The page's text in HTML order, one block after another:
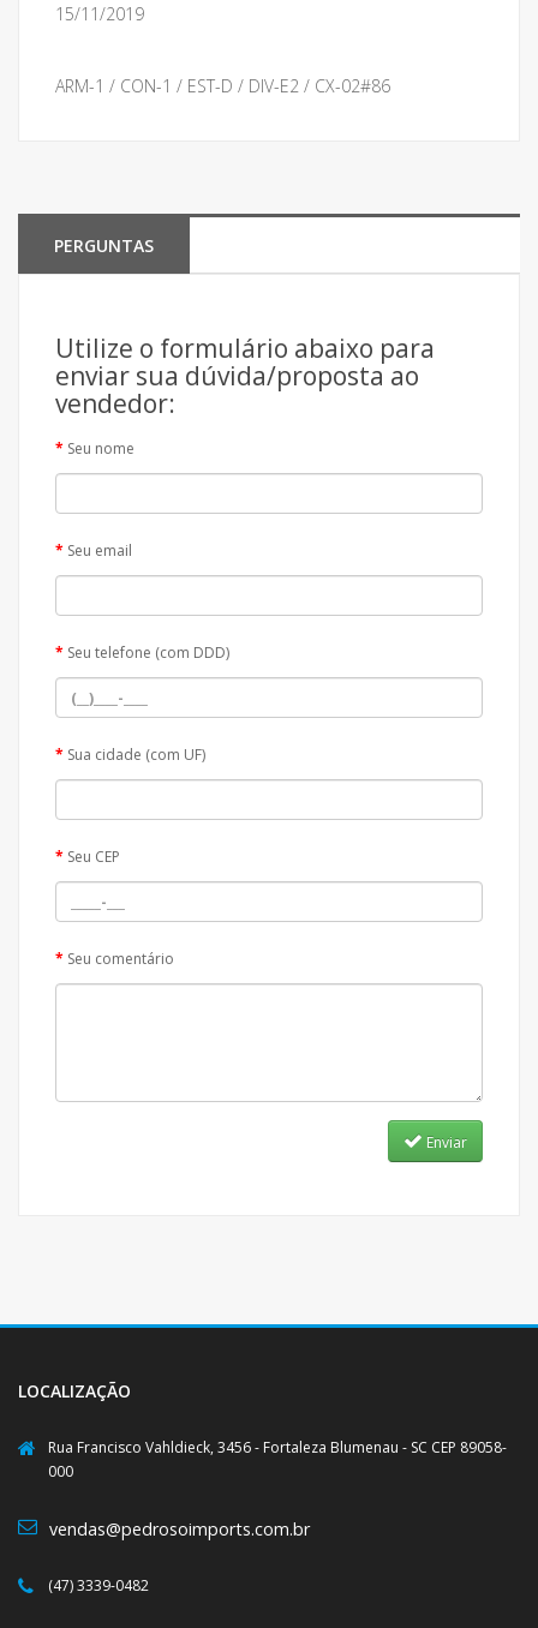
15/11/2019
ARM-1 / CON-1 / EST-D / DIV-E2 / CX-02#86
PERGUNTAS
Utilize o formulário abaixo para
enviar sua dúvida/proposta ao
vendedor:
Seu nome
Seu email
Seu telefone (com DDD)
Sua cidade (com UF)
Seu CEP
Seu comentário
Enviar
LOCALIZAÇÃO
Rua Francisco Vahldieck, 3456 - Fortaleza Blumenau - SC CEP 89058-
000
vendas@pedrosoimports.com.br
(47) 3339-0482